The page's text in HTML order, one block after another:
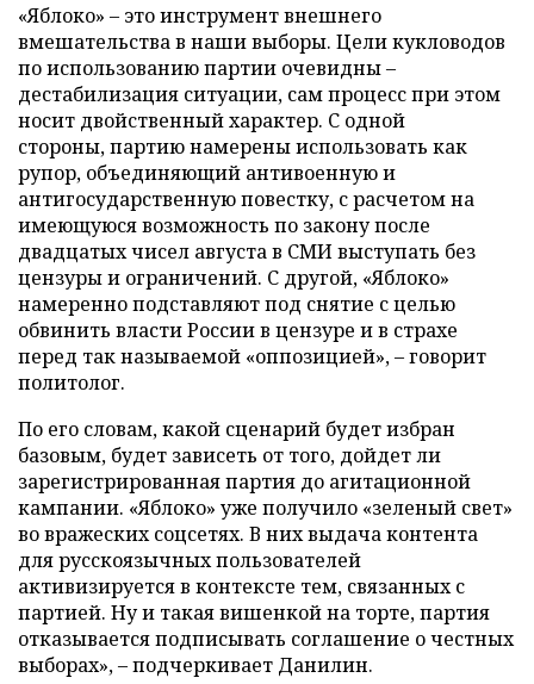
«Яблоко» – это инструмент внешнего
вмешательства в наши выборы. Цели кукловодов
по использованию партии очевидны –
дестабилизация ситуации, сам процесс при этом
носит двойственный характер. С одной
стороны, партию намерены использовать как
рупор, объединяющий антивоенную и
антигосударственную повестку, с расчетом на
имеющуюся возможность по закону после
двадцатых чисел августа в СМИ выступать без
цензуры и ограничений. С другой, «Яблоко»
намеренно подставляют под снятие с целью
обвинить власти России в цензуре и в страхе
перед так называемой «оппозицией», – говорит
политолог.
По его словам, какой сценарий будет избран
базовым, будет зависеть от того, дойдет ли
зарегистрированная партия до агитационной
кампании. «Яблоко» уже получило «зеленый свет»
во вражеских соцсетях. В них выдача контента
для русскоязычных пользователей
активизируется в контексте тем, связанных с
партией. Ну и такая вишенкой на торте, партия
отказывается подписывать соглашение о честных
выборах», – подчеркивает Данилин.